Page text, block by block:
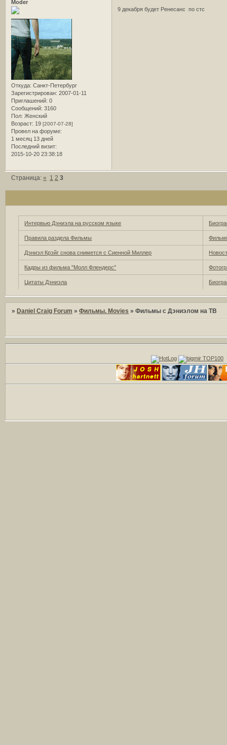
Moder
Откуда: Санкт-Петербург
Зарегистрирован: 2007-01-11
Приглашений: 0
Сообщений: 3160
Пол: Женский
Возраст: 19 [2007-07-28]
Провел на форуме:
1 месяц 13 дней
Последний визит:
2015-10-20 23:38:18
9 декабря будет Ренесанс по стс
Страница:« 1 2 3
Интервью Дэниэла на русском языке
Правила раздела Фильмы
Дэниэл Крэйг снова снимется с Сиенной Миллер
Кадры из фильма "Молл Флендерс"
Цитаты Дэниэла
» Daniel Craig Forum »Фильмы. Movies »Фильмы с Дэниэлом на ТВ